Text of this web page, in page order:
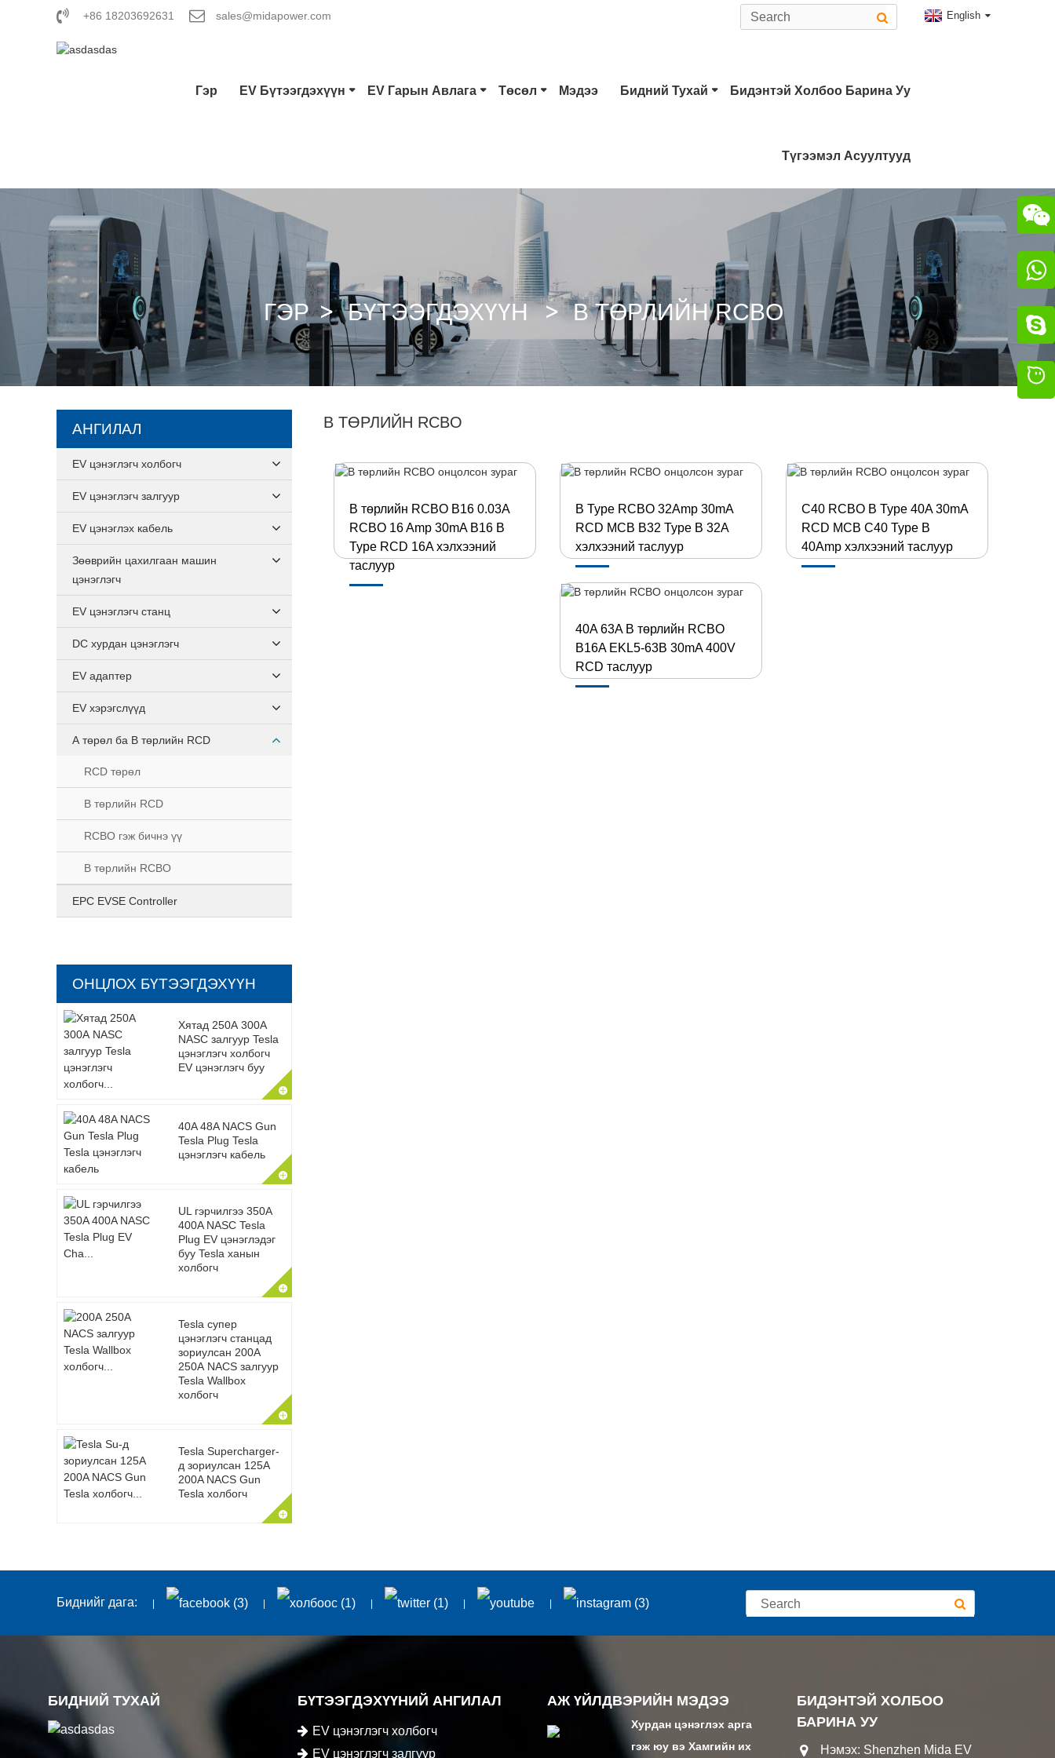
+86 18203692631 sales@midapower.com English
Гэр EV Бүтээгдэхүүн EV Гарын Авлага Төсөл Мэдээ Бидний Тухай Бидэнтэй Холбоо Барина Уу
Түгээмэл Асуултууд
ГЭР БҮТЭЭГДЭХҮҮН B ТӨРЛИЙН RCBO
АНГИЛАЛ
EV цэнэглэгч холбогч
EV цэнэглэгч залгуур
EV цэнэглэх кабель
Зөөврийн цахилгаан машин
цэнэглэгч
EV цэнэглэгч станц
DC хурдан цэнэглэгч
EV адаптер
EV хэрэгслүүд
А төрөл ба В төрлийн RCD
RCD төрөл
B төрлийн RCD
RCBO гэж бичнэ үү
B төрлийн RCBO
EPC EVSE Controller
ОНЦЛОХ БҮТЭЭГДЭХҮҮН
Хятад 250А 300А
NASC залгуур Tesla
цэнэглэгч холбогч
EV цэнэглэгч буу
40A 48A NACS Gun
Tesla Plug Tesla
цэнэглэгч кабель
UL гэрчилгээ 350A
400A NASC Tesla
Plug EV цэнэглэдэг
буу Tesla ханын
холбогч
Tesla супер
цэнэглэгч станцад
зориулсан 200А
250А NACS залгуур
Tesla Wallbox
холбогч
Tesla Supercharger-
д зориулсан 125A
200A NACS Gun
Tesla холбогч
B ТӨРЛИЙН RCBO
B төрлийн RCBO B16 0.03A
RCBO 16 Amp 30mA B16 B
Type RCD 16A хэлхээний
таслуур
B Type RCBO 32Amp 30mA
RCD MCB B32 Type B 32A
хэлхээний таслуур
C40 RCBO B Type 40A 30mA
RCD MCB C40 Type B
40Amp хэлхээний таслуур
40A 63A B төрлийн RCBO
B16A EKL5-63B 30mA 400V
RCD таслуур
Биднийг дага:
БИДНИЙ ТУХАЙ БҮТЭЭГДЭХҮҮНИЙ АНГИЛАЛ
EV цэнэглэгч холбогч
EV цэнэглэгч залгуур
АЖ ҮЙЛДВЭРИЙН МЭДЭЭ
Хурдан цэнэглэх арга
гэж юу вэ Хамгийн их
БИДЭНТЭЙ ХОЛБОО
БАРИНА УУ
Нэмэх: Shenzhen Mida EV


